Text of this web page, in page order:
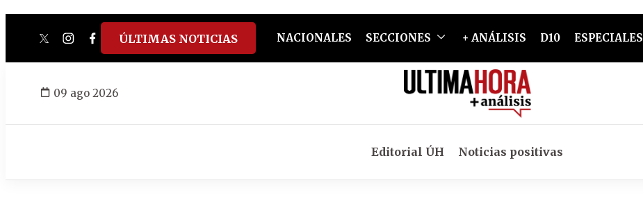
twitterinstagram
facebook
tiktokyoutube
spotify
ÚLTIMAS NOTICIAS NACIONALES SECCIONES + ANÁLISIS D10 ESPECIALES
09 ago 2026
Editorial ÚH Noticias positivas